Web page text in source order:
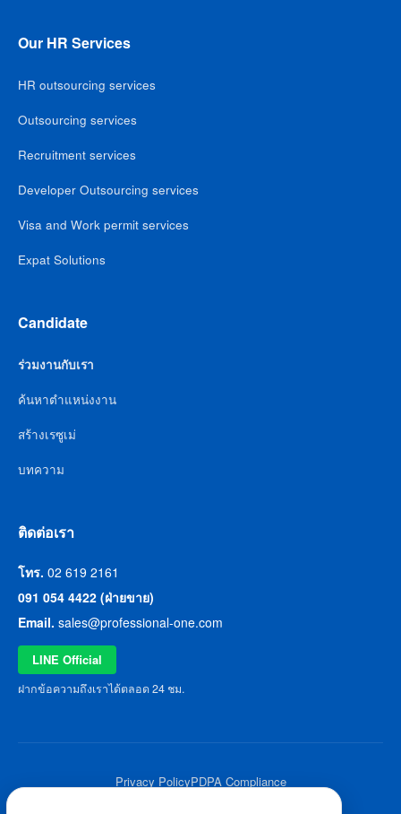
Our HR Services
HR outsourcing services
Outsourcing services
Recruitment services
Developer Outsourcing services
Visa and Work permit services
Expat Solutions
Candidate
ร่วมงานกับเรา
ค้นหาตำแหน่งงาน
สร้างเรซูเม่
บทความ
ติดต่อเรา
โทร. 02 619 2161
091 054 4422 (ฝ่ายขาย)
Email. sales@professional-one.com
LINE Official
ฝากข้อความถึงเราได้ตลอด 24 ชม.
Privacy PolicyPDPA Compliance